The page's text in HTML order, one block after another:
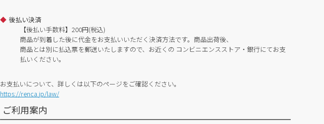
後払い決済
【後払い手数料】200円(税込)
商品が到着した後に代金をお支払いいただく決済方法です。商品出荷後、
商品とは別に払込票を郵送いたしますので、お近くの コンビニエンスストア・銀行にてお支
払いください。
お支払いについて、詳しくは以下のページをご確認ください。
https://renca.jp/law/
ご利用案内